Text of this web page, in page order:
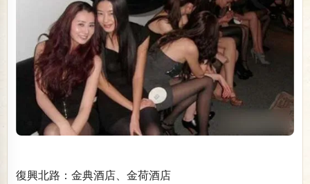
復興北路：金典酒店、金荷酒店